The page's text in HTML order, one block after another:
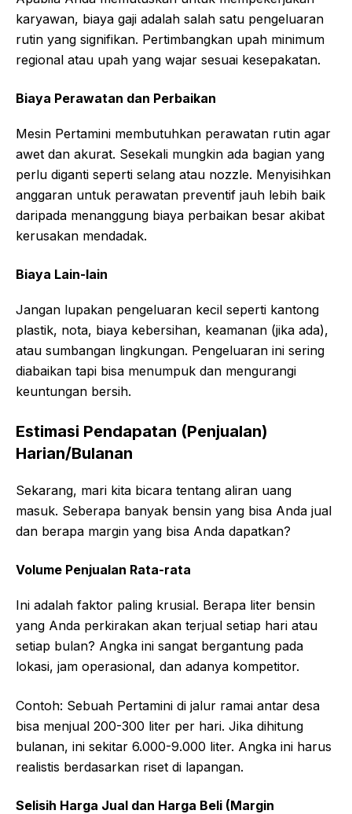
karyawan, biaya gaji adalah salah satu pengeluaran
rutin yang signifikan. Pertimbangkan upah minimum
regional atau upah yang wajar sesuai kesepakatan.
Biaya Perawatan dan Perbaikan
Mesin Pertamini membutuhkan perawatan rutin agar
awet dan akurat. Sesekali mungkin ada bagian yang
perlu diganti seperti selang atau nozzle. Menyisihkan
anggaran untuk perawatan preventif jauh lebih baik
daripada menanggung biaya perbaikan besar akibat
kerusakan mendadak.
Biaya Lain-lain
Jangan lupakan pengeluaran kecil seperti kantong
plastik, nota, biaya kebersihan, keamanan (jika ada),
atau sumbangan lingkungan. Pengeluaran ini sering
diabaikan tapi bisa menumpuk dan mengurangi
keuntungan bersih.
Estimasi Pendapatan (Penjualan)
Harian/Bulanan
Sekarang, mari kita bicara tentang aliran uang
masuk. Seberapa banyak bensin yang bisa Anda jual
dan berapa margin yang bisa Anda dapatkan?
Volume Penjualan Rata-rata
Ini adalah faktor paling krusial. Berapa liter bensin
yang Anda perkirakan akan terjual setiap hari atau
setiap bulan? Angka ini sangat bergantung pada
lokasi, jam operasional, dan adanya kompetitor.
Contoh: Sebuah Pertamini di jalur ramai antar desa
bisa menjual 200-300 liter per hari. Jika dihitung
bulanan, ini sekitar 6.000-9.000 liter. Angka ini harus
realistis berdasarkan riset di lapangan.
Selisih Harga Jual dan Harga Beli (Margin